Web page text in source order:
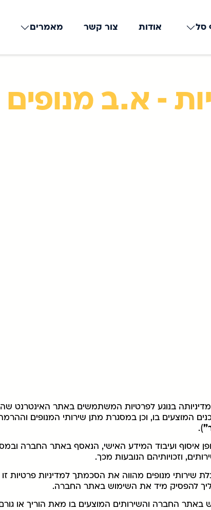
סל אודות צור קשר מאמרים
- א.ב מנופים
בנוגע לפרטיות המשתמשים באתר האינטרנט
המוצעים בו, וכן במסגרת מתן שירותי המנופים
).
איסוף ועיבוד המידע האישי, הנאסף באתר החברה
וזכויותיהם הנובעות מכך.
שירותי מנופים מהווה את הסכמתך למדיניות פרטיות זו
להפסיק מיד את השימוש באתר החברה.
אישור שימוש באתר החברה והשירותים המוצעים בו מאת הוריך או